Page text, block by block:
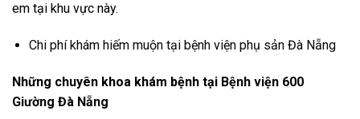
em tại khu vực này.
Chi phí khám hiếm muộn tại bệnh viện phụ sản Đà Nẵng
Những chuyên khoa khám bệnh tại Bệnh viện 600
Giường Đà Nẵng